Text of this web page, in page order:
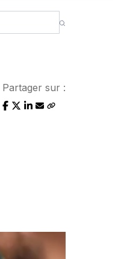
Partager sur :